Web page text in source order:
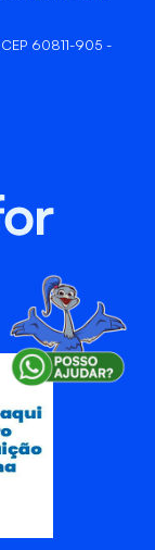
CEP 60811-905 -